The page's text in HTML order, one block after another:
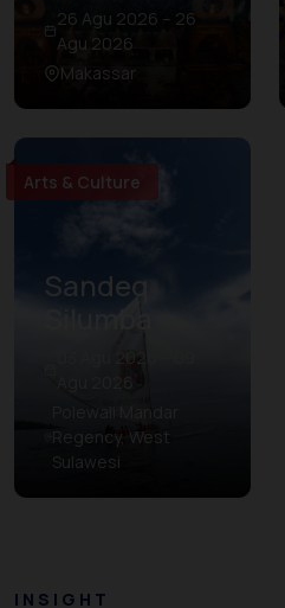
26 Agu 2026 – 26
Agu 2026
Makassar
Arts & Culture
Sandeq
Silumba
03 Agu 2026 – 09
Regency, West
Sulawesi
INSIGHT